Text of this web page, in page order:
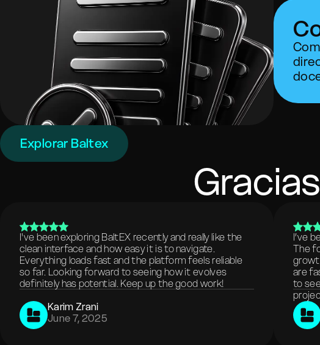
Explorar Baltex
I've been exploring BaltEX recently and really like the
clean interface and how easy it is to navigate.
Everything loads fast and the platform feels reliable
so far. Looking forward to seeing how it evolves
definitely has potential. Keep up the good work!
Karim Zrani
June 7, 2025
I’ve
The
are
to